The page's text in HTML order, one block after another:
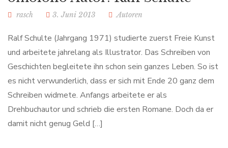
rasch 3. Juni 2013 Autoren
Ralf Schulte (Jahrgang 1971) studierte zuerst Freie Kunst
und arbeitete jahrelang als Illustrator. Das Schreiben von
Geschichten begleitete ihn schon sein ganzes Leben. So ist
es nicht verwunderlich, dass er sich mit Ende 20 ganz dem
Schreiben widmete. Anfangs arbeitete er als
Drehbuchautor und schrieb die ersten Romane. Doch da er
damit nicht genug Geld […]